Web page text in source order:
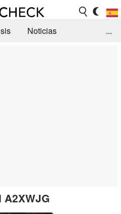
Noticias
...
A2XWJG